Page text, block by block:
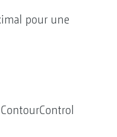
pour une